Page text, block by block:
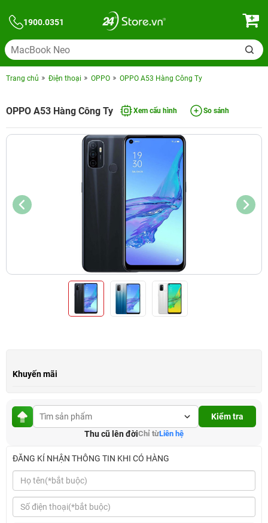
1900.0351
Trang chủ Điện thoại OPPO OPPO A53 Hàng Công Ty
OPPO A53 Hàng Công Ty Xem cấu hình So sánh
Khuyến mãi
Kiểm tra
Thu cũ lên đờiChỉ từLiên hệ
ĐĂNG KÍ NHẬN THÔNG TIN KHI CÓ HÀNG